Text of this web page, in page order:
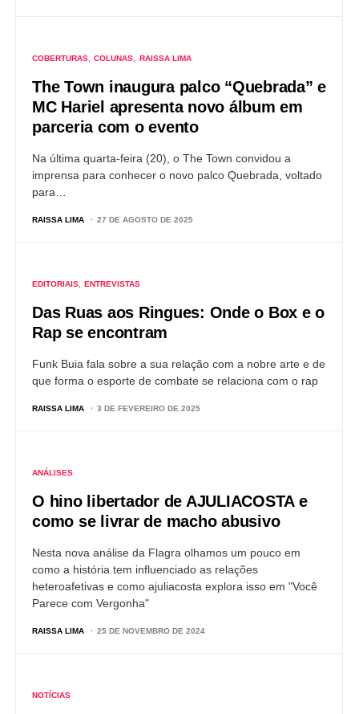
COBERTURAS COLUNAS RAISSA LIMA
The Town inaugura palco “Quebrada” e
MC Hariel apresenta novo álbum em
parceria com o evento
Na última quarta-feira (20), o The Town convidou a
imprensa para conhecer o novo palco Quebrada, voltado
para…
RAISSA LIMA 27 DE AGOSTO DE 2025
EDITORIAIS ENTREVISTAS
Das Ruas aos Ringues: Onde o Box e o
Rap se encontram
Funk Buia fala sobre a sua relação com a nobre arte e de
que forma o esporte de combate se relaciona com o rap
RAISSA LIMA 3 DE FEVEREIRO DE 2025
ANÁLISES
O hino libertador de AJULIACOSTA e
como se livrar de macho abusivo
Nesta nova análise da Flagra olhamos um pouco em
como a história tem influenciado as relações
heteroafetivas e como ajuliacosta explora isso em "Você
Parece com Vergonha"
RAISSA LIMA 25 DE NOVEMBRO DE 2024
NOTÍCIAS